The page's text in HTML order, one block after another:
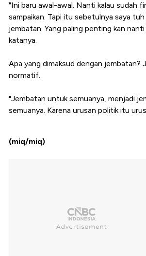
"Ini baru awal-awal. Nanti kalau sudah
sampaikan. Tapi itu sebetulnya saya
jembatan. Yang paling penting kan
katanya.
Apa yang dimaksud dengan jembatan?
normatif.
"Jembatan untuk semuanya, menjadi
semuanya. Karena urusan politik itu
(miq/miq)